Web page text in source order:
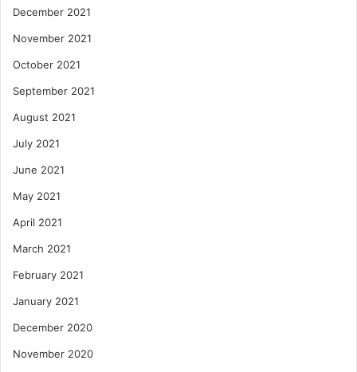
December 2021
November 2021
October 2021
September 2021
August 2021
July 2021
June 2021
May 2021
April 2021
March 2021
February 2021
January 2021
December 2020
November 2020